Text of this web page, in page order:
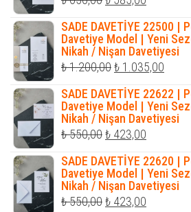
fiyat:
₺ 650,00.
andaki
fiyat:
₺ 585,00.
SADE DAVETİYE 22500 |
Davetiye Model | Yeni
Nikah / Nişan Davetiyesi
₺1.200,00Orijinal
fiyat:
₺ 1.200,00.
₺ 1.035,00
andaki
fiyat:
₺
SADE DAVETİYE 22622 |
Davetiye Model | Yeni
Nikah / Nişan Davetiyesi
₺550,00Orijinal
fiyat:
₺ 550,00.
₺ 423,00
andaki
fiyat:
₺ 423,00.
SADE DAVETİYE 22620 |
Davetiye Model | Yeni
Nikah / Nişan Davetiyesi
₺550,00Orijinal
₺ 423,00